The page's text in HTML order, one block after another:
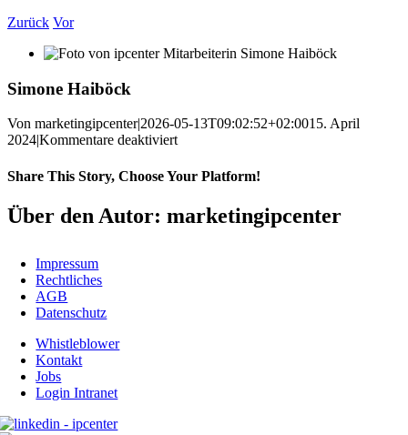
Zurück Vor
Simone Haiböck
Von marketingipcenter|2026-05-13T09:02:52+02:0015. April
2024|Kommentare deaktiviertfür
Haiböck
Share This Story, Choose Your Platform!
Facebook
X
Reddit
LinkedIn
WhatsApp
Telegram
Tumblr
Pinterest
Vk
Xing
E-
Mail
Über den Autor: marketingipcenter
Impressum
Rechtliches
AGB
Datenschutz
Whistleblower
Kontakt
Jobs
Login Intranet